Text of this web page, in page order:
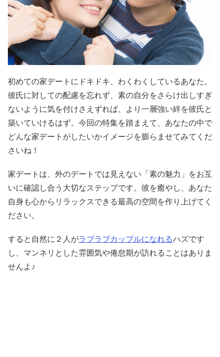
初めての家デートにドキドキ、わくわくしているあなた。
彼氏に対しての配慮を忘れず、素の自分をさらけ出しすぎ
ないように気を付けさえずれば、より一層強い絆を彼氏と
築いていけるはず。今回の特集を踏まえて、あなたの中で
どんな家デートがしたいかイメージを膨らませてみてくだ
さいね！
家デートは、外のデートでは見えない「素の魅力」をお互
いに確認し合う大切なステップです。彼を癒やし、あなた
自身も心からリラックスできる最高の空間を作り上げてく
ださい。
すると自然に２人がラブラブカップルになれるハズです
し、マンネリとした雰囲気や倦怠期が訪れることはありま
せんよ♪